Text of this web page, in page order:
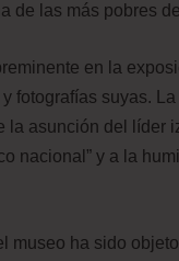
de las más pobres
en la
fotografías suyas.
la asunción del líder
nacional” y a la
museo ha sido